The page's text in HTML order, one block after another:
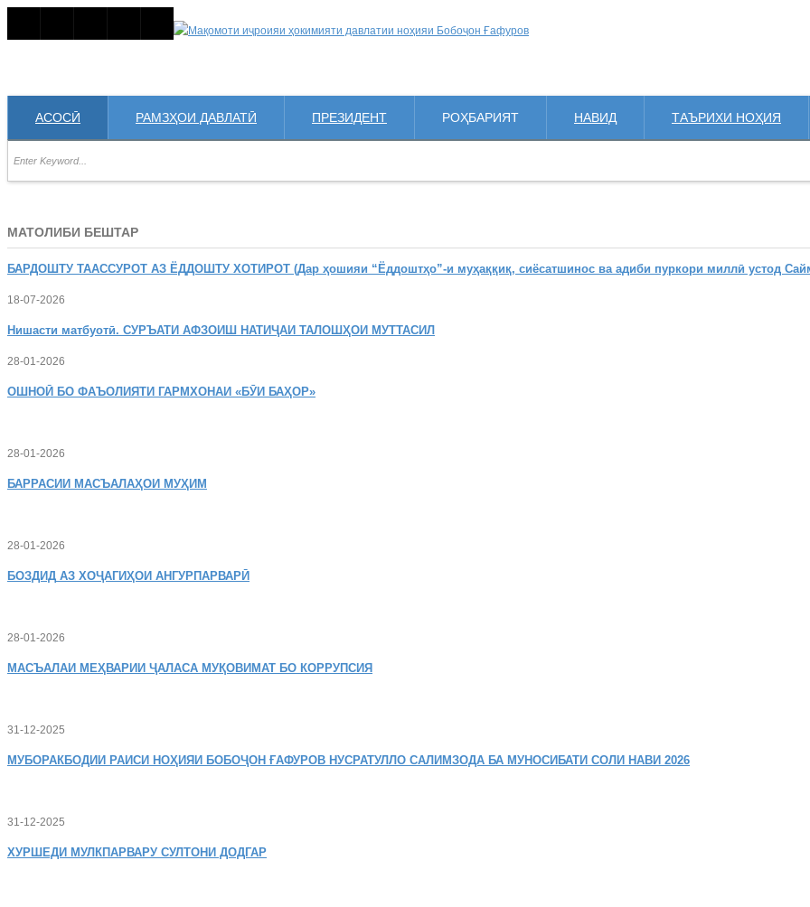
АСОСӢ РАМЗҲОИ ДАВЛАТӢ ПРЕЗИДЕНТ РОҲБАРИЯТ НАВИД ТАЪРИХИ НОҲИЯ
МАТОЛИБИ БЕШТАР
БАРДОШТУ ТААССУРОТ АЗ ЁДДОШТУ ХОТИРОТ (Дар ҳошияи “Ёддоштҳо”-и муҳаққиқ, сиёсатшинос ва адиби пуркори миллӣ устод
18-07-2026
Нишасти матбуотӣ. СУРЪАТИ АФЗОИШ НАТИҶАИ ТАЛОШҲОИ МУТТАСИЛ
28-01-2026
ОШНОӢ БО ФАЪОЛИЯТИ ГАРМХОНАИ «БӮИ БАҲОР»
28-01-2026
БАРРАСИИ МАСЪАЛАҲОИ МУҲИМ
28-01-2026
БОЗДИД АЗ ХОҶАГИҲОИ АНГУРПАРВАРӢ
28-01-2026
МАСЪАЛАИ МЕҲВАРИИ ҶАЛАСА МУҚОВИМАТ БО КОРРУПСИЯ
31-12-2025
МУБОРАКБОДИИ РАИСИ НОҲИЯИ БОБОҶОН ҒАФУРОВ НУСРАТУЛЛО САЛИМЗОДА БА МУНОСИБАТИ СОЛИ НАВИ 2026
31-12-2025
ХУРШЕДИ МУЛКПАРВАРУ СУЛТОНИ ДОДГАР